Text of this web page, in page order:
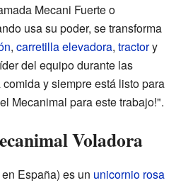
Mecani Fuerte o
usa su poder, se transforma
, carretilla elevadora, tractory
del equipo durante las
y siempre está listo para
Mecanimal para este trabajo!".
Voladora
España) es un unicornio rosa